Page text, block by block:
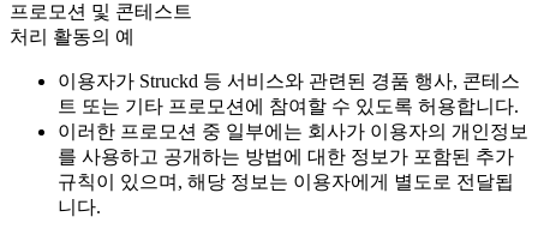
프로모션 및 콘테스트
처리 활동의 예
이용자가 Struckd 등 서비스와 관련된 경품 행사, 콘테스
트 또는 기타 프로모션에 참여할 수 있도록 허용합니다.
이러한 프로모션 중 일부에는 회사가 이용자의 개인정보
를 사용하고 공개하는 방법에 대한 정보가 포함된 추가
규칙이 있으며, 해당 정보는 이용자에게 별도로 전달됩
니다.